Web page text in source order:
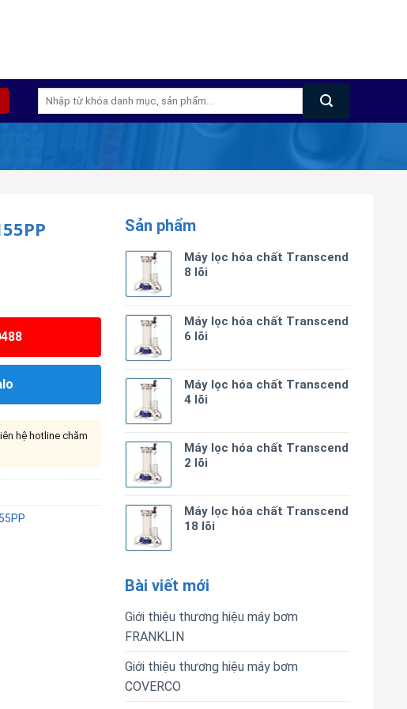
Tìm
kiếm:
Sản phẩm
Máy lọc hóa chất Transcend
8 lõi
Máy lọc hóa chất Transcend
6 lõi
Máy lọc hóa chất Transcend
4 lõi
Máy lọc hóa chất Transcend
2 lõi
Máy lọc hóa chất Transcend
18 lõi
Bài viết mới
Giới thiệu thương hiệu máy bơm
FRANKLIN
Giới thiệu thương hiệu máy bơm
COVERCO
hệ hotline chăm